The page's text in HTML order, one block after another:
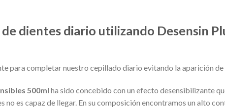
dientes diario utilizando Desensin
para completar nuestro cepillado diario evitando la aparición de
500ml ha sido concebido con un efecto desensibilizante
no es capaz de llegar. En su composición encontramos un alto